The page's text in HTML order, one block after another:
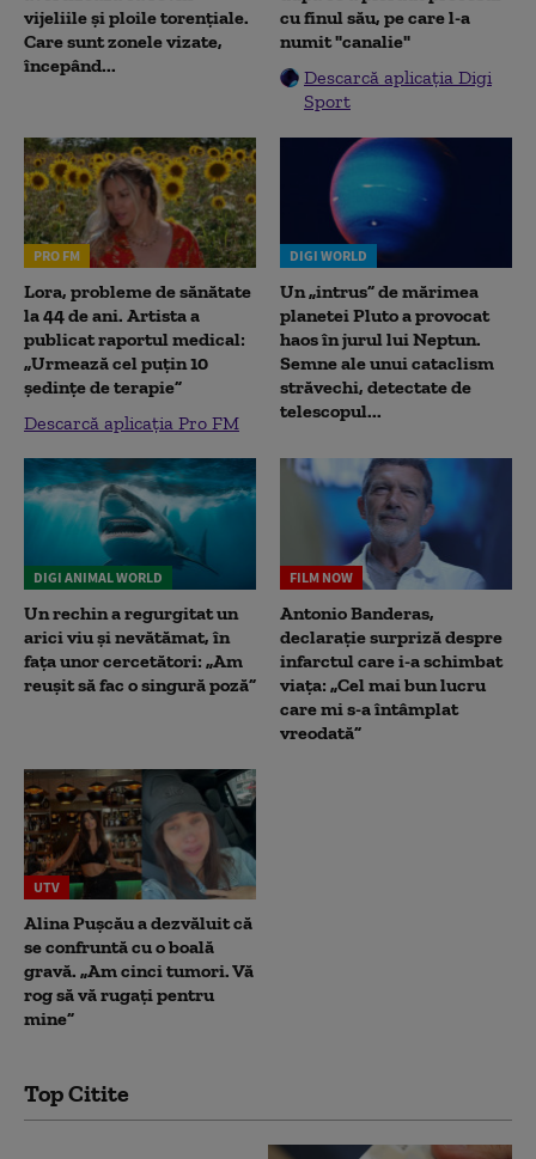
vijeliile și ploile torențiale.
Care sunt zonele vizate,
începând...
cu finul său, pe care l-a
numit "canalie"
Descarcă aplicația Digi
Sport
PRO FM
Lora, probleme de sănătate
la 44 de ani. Artista a
publicat raportul medical:
„Urmează cel puțin 10
ședințe de terapie”
Descarcă aplicația Pro FM
DIGI WORLD
Un „intrus” de mărimea
planetei Pluto a provocat
haos în jurul lui Neptun.
Semne ale unui cataclism
străvechi, detectate de
telescopul...
DIGI ANIMAL WORLD
Un rechin a regurgitat un
arici viu și nevătămat, în
fața unor cercetători: „Am
reușit să fac o singură poză”
FILM NOW
Antonio Banderas,
declarație surpriză despre
infarctul care i-a schimbat
viața: „Cel mai bun lucru
care mi s-a întâmplat
vreodată”
UTV
Alina Pușcău a dezvăluit că
se confruntă cu o boală
gravă. „Am cinci tumori. Vă
rog să vă rugați pentru
mine”
Top Citite